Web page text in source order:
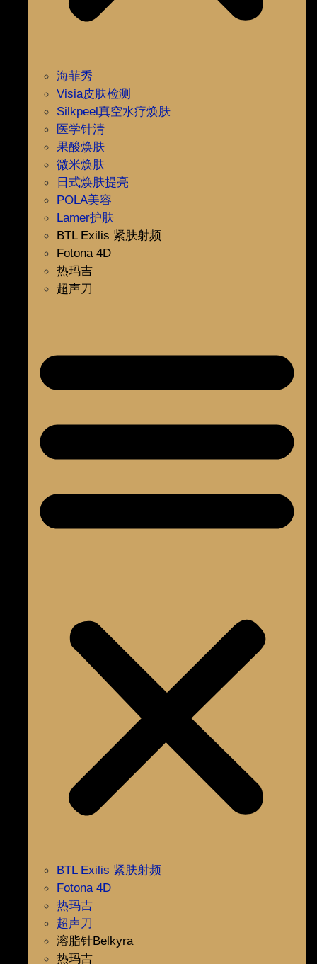
海菲秀
Visia皮肤检测
Silkpeel真空水疗焕肤
医学针清
果酸焕肤
微米焕肤
日式焕肤提亮
POLA美容
Lamer护肤
BTL Exilis 紧肤射频
Fotona 4D
热玛吉
超声刀
BTL Exilis 紧肤射频
Fotona 4D
热玛吉
超声刀
溶脂针Belkyra
热玛吉